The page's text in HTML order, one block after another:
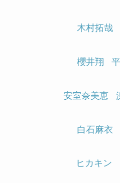
木村拓哉
櫻井翔
安室奈美恵
白石麻衣
ヒカキン